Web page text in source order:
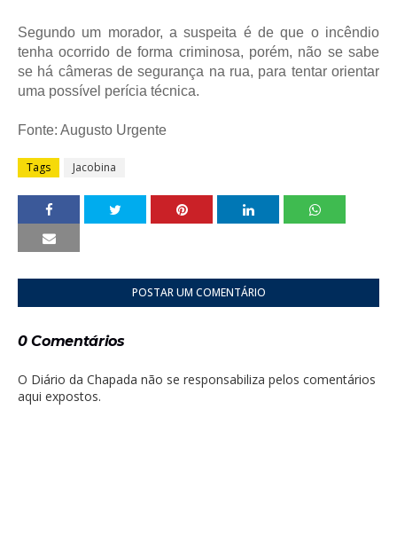
Segundo um morador, a suspeita é de que o incêndio
tenha ocorrido de forma criminosa, porém, não se sabe
se há câmeras de segurança na rua, para tentar orientar
uma possível perícia técnica.
Fonte: Augusto Urgente
Tags Jacobina
POSTAR UM COMENTÁRIO
0 Comentários
O Diário da Chapada não se responsabiliza pelos comentários
aqui expostos.